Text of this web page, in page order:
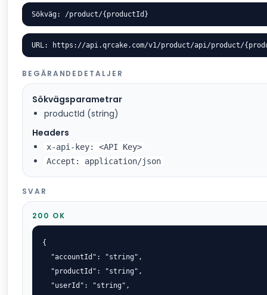
Sökväg: /product/{productId}
URL: https://api.qrcake.com/v1/product/api/product/
BEGÄRANDEDETALJER
Sökvägsparametrar
productId (string)
Headers
x-api-key: <API Key>
Accept: application/json
SVAR
200 OK
{
  "accountId": "string",
  "productId": "string",
  "userId": "string",